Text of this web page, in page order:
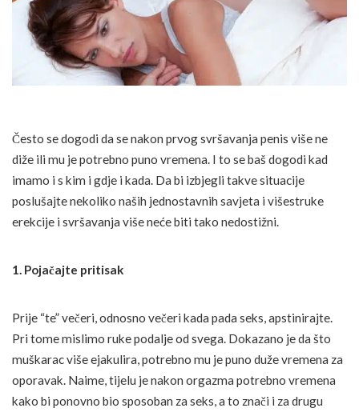
Često se dogodi da se nakon prvog svršavanja penis više ne
diže ili mu je potrebno puno vremena. I to se baš dogodi kad
imamo i s kim i gdje i kada. Da bi izbjegli takve situacije
poslušajte nekoliko naših jednostavnih savjeta i višestruke
erekcije i svršavanja više neće biti tako nedostižni.
1. Pojačajte pritisak
Prije “te” večeri, odnosno večeri kada pada seks, apstinirajte.
Pri tome mislimo ruke podalje od svega. Dokazano je da što
muškarac više ejakulira, potrebno mu je puno duže vremena za
oporavak. Naime, tijelu je nakon orgazma potrebno vremena
kako bi ponovno bio sposoban za seks, a to znači i za drugu